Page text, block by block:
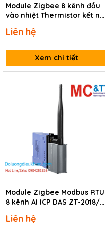
Module Zigbee 8 kênh đầu
vào nhiệt Thermistor kết nối
(ZigBee Router) ICP DAS ZT-
Liên hệ
Xem chi tiết
Module Zigbee Modbus RTU
8 kênh AI ICP DAS ZT-2018/S
Liên hệ